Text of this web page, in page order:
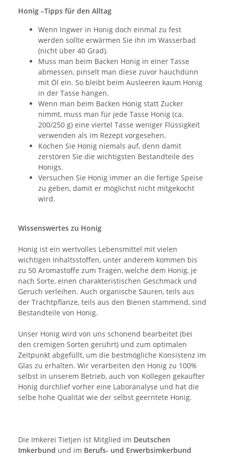
Honig –Tipps für den Alltag
Wenn Ingwer in Honig doch einmal zu fest
werden sollte erwärmen Sie ihn im Wasserbad
(nicht über 40 Grad).
Muss man beim Backen Honig in einer Tasse
abmessen, pinselt man diese zuvor hauchdünn
mit Öl ein. So bleibt beim Ausleeren kaum Honig
in der Tasse hängen.
Wenn man beim Backen Honig statt Zucker
nimmt, muss man für jede Tasse Honig (ca.
200/250 g) eine viertel Tasse weniger Flüssigkeit
verwenden als im Rezept vorgesehen.
Kochen Sie Honig niemals auf, denn damit
zerstören Sie die wichtigsten Bestandteile des
Honigs.
Versuchen Sie Honig immer an die fertige Speise
zu geben, damit er möglichst nicht mitgekocht
wird.
Wissenswertes zu Honig
Honig ist ein wertvolles Lebensmittel mit vielen
wichtigen Inhaltsstoffen, unter anderem kommen bis
zu 50 Aromastoffe zum Tragen, welche dem Honig, je
nach Sorte, einen charakteristischen Geschmack und
Geruch verleihen. Auch organische Säuren, teils aus
der Trachtpflanze, teils aus den Bienen stammend, sind
Bestandteile von Honig.
Unser Honig wird von uns schonend bearbeitet (bei
den cremigen Sorten gerührt) und zum optimalen
Zeitpunkt abgefüllt, um die bestmögliche Konsistenz im
Glas zu erhalten. Wir verarbeiten den Honig zu 100%
selbst in unserem Betrieb, auch von Kollegen gekaufter
Honig durchlief vorher eine Laboranalyse und hat die
selbe hohe Qualität wie der selbst geerntete Honig.
Die Imkerei Tietjen ist Mitglied im Deutschen
Imkerbund und im Berufs- und Erwerbsimkerbund